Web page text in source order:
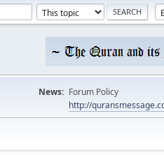
News: Forum Policy
http://